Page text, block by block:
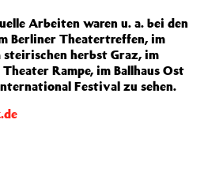
Arbeiten waren u. a. bei den
Berliner Theatertreffen, im
steirischen herbst Graz, im
Rampe, im Ballhaus Ost
Festival zu sehen.